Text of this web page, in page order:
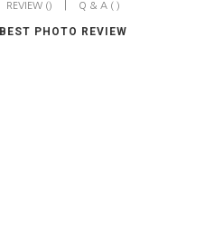
REVIEW () Q & A ( )
BEST PHOTO REVIEW